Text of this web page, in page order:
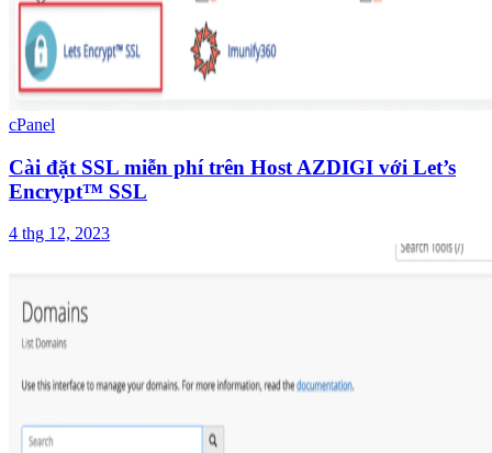
cPanel
Cài đặt SSL miễn phí trên Host AZDIGI với Let’s
Encrypt™ SSL
4 thg 12, 2023